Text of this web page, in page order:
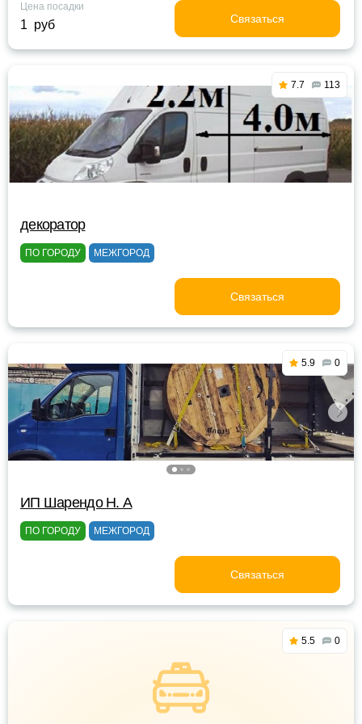
Цена посадки
1 руб Связаться
7.7 113
декоратор
ПО ГОРОДУ МЕЖГОРОД
Связаться
5.9 0
ИП Шарендо Н. А
ПО ГОРОДУ МЕЖГОРОД
Связаться
5.5 0